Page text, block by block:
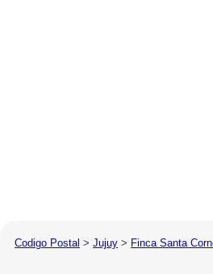
Codigo Postal > Jujuy > Finca Santa